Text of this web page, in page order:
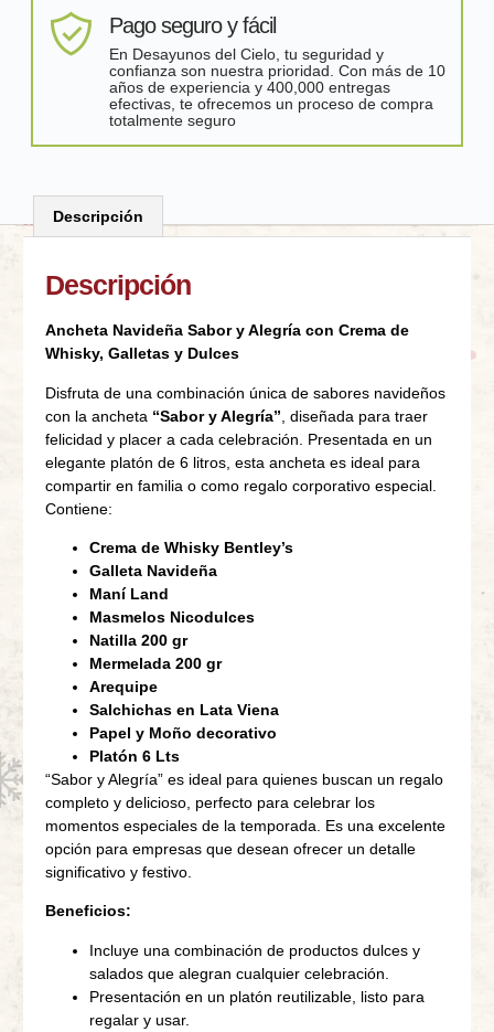
Pago seguro y fácil
En Desayunos del Cielo, tu seguridad y
confianza son nuestra prioridad. Con más de 10
años de experiencia y 400,000 entregas
efectivas, te ofrecemos un proceso de compra
totalmente seguro
Descripción
Descripción
Ancheta Navideña Sabor y Alegría con Crema de
Whisky, Galletas y Dulces
Disfruta de una combinación única de sabores navideños
con la ancheta “Sabor y Alegría” , diseñada para traer
felicidad y placer a cada celebración. Presentada en un
elegante platón de 6 litros, esta ancheta es ideal para
compartir en familia o como regalo corporativo especial.
Contiene:
Crema de Whisky Bentley’s
Galleta Navideña
Maní Land
Masmelos Nicodulces
Natilla 200 gr
Mermelada 200 gr
Arequipe
Salchichas en Lata Viena
Papel y Moño decorativo
Platón 6 Lts
“Sabor y Alegría” es ideal para quienes buscan un regalo
completo y delicioso, perfecto para celebrar los
momentos especiales de la temporada. Es una excelente
opción para empresas que desean ofrecer un detalle
significativo y festivo.
Beneficios:
Incluye una combinación de productos dulces y
salados que alegran cualquier celebración.
Presentación en un platón reutilizable, listo para
regalar y usar.